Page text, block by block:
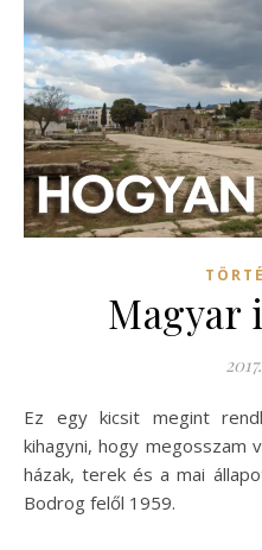
Magyar
Ez egy kicsit megint rendhagyó lesz, de nem tudom
kihagyni, hogy megosszam
házak, terek és a mai
Bodrog felől 1959.